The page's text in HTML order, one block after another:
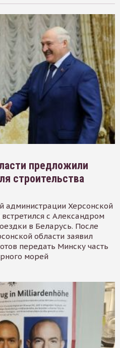
предложили
строительства
администрации Херсонской
с Александром
в Беларусь. После
области заявил
передать Минску часть
морей